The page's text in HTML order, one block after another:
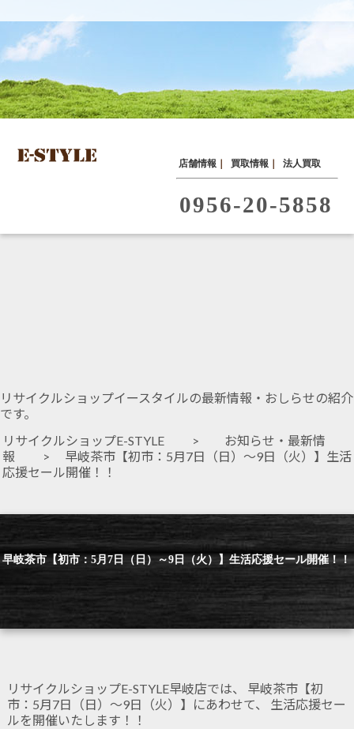
店舗情報 買取情報 法人買取
0956-20-5858
リサイクルショップイースタイルの最新情報・おしらせの紹介
です。
リサイクルショップE-STYLE
> お知らせ・最新情
報
> 早岐茶市【初市：5月7日（日）～9日（火）】生活
応援セール開催！！
早岐茶市【初市：5月7日（日）～9日（火）】生活応援セール開催！！
リサイクルショップE-STYLE早岐店では、 早岐茶市【初
市：5月7日（日）～9日（火）】にあわせて、 生活応援セー
ルを開催いたします！！